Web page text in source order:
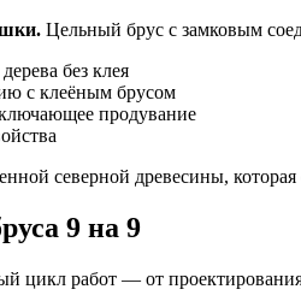
Цельный брус с замковым
без клея
с клеёным брусом
продувание
северной древесины,
9 на 9
цикл работ — от